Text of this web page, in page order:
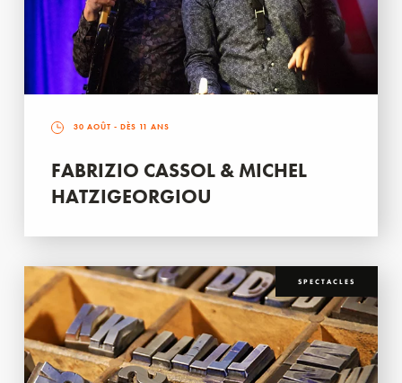
30 AOÛT - DÈS 11 ANS
FABRIZIO CASSOL & MICHEL
HATZIGEORGIOU
SPECTACLES